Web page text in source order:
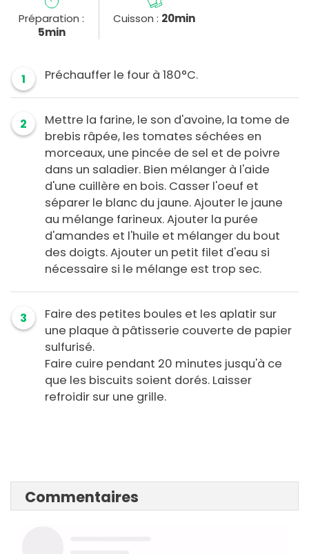
Préparation :
5min
Cuisson : 20min
1 Préchauffer le four à 180°C.
2
Mettre la farine, le son d'avoine, la tome de
brebis râpée, les tomates séchées en
morceaux, une pincée de sel et de poivre
dans un saladier. Bien mélanger à l'aide
d'une cuillère en bois. Casser l'oeuf et
séparer le blanc du jaune. Ajouter le jaune
au mélange farineux. Ajouter la purée
d'amandes et l'huile et mélanger du bout
des doigts. Ajouter un petit filet d'eau si
nécessaire si le mélange est trop sec.
3
Faire des petites boules et les aplatir sur
une plaque à pâtisserie couverte de papier
sulfurisé.
Faire cuire pendant 20 minutes jusqu'à ce
que les biscuits soient dorés. Laisser
refroidir sur une grille.
Commentaires